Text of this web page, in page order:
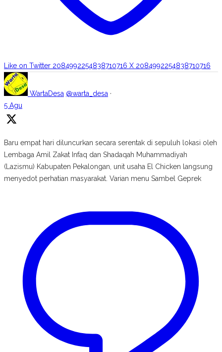
Like on Twitter 2084992254838710716 X 2084992254838710716
WartaDesa @warta_desa ·
5 Agu
Baru empat hari diluncurkan secara serentak di sepuluh lokasi oleh
Lembaga Amil Zakat Infaq dan Shadaqah Muhammadiyah
(Lazismu) Kabupaten Pekalongan, unit usaha El Chicken langsung
menyedot perhatian masyarakat. Varian menu Sambel Geprek